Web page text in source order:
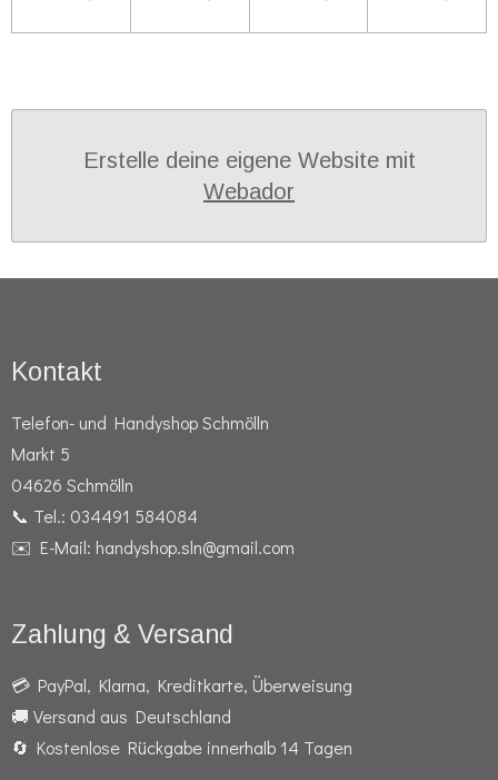
Erstelle deine eigene Website mit
Webador
Kontakt
Telefon- und Handyshop Schmölln
Markt 5
04626 Schmölln
📞 Tel.: 034491 584084
✉️ E-Mail: handyshop.sln@gmail.com
Zahlung & Versand
💳 PayPal, Klarna, Kreditkarte, Überweisung
🚚 Versand aus Deutschland
🔄 Kostenlose Rückgabe innerhalb 14 Tagen